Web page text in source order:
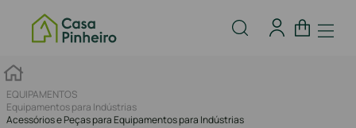
EQUIPAMENTOS
Equipamentos para Indústrias
Acessórios e Peças para Equipamentos para Indústrias